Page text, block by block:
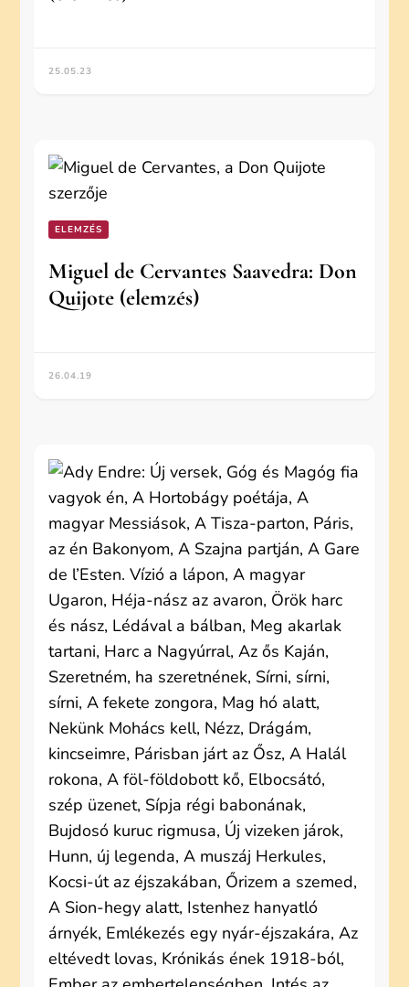
25.05.23
ELEMZÉS
Miguel de Cervantes Saavedra: Don
Quijote (elemzés)
26.04.19